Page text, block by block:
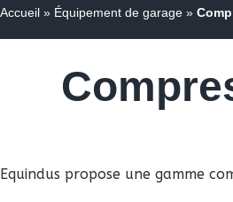
Accueil » Équipement de garage »
Equindus propose une gamme